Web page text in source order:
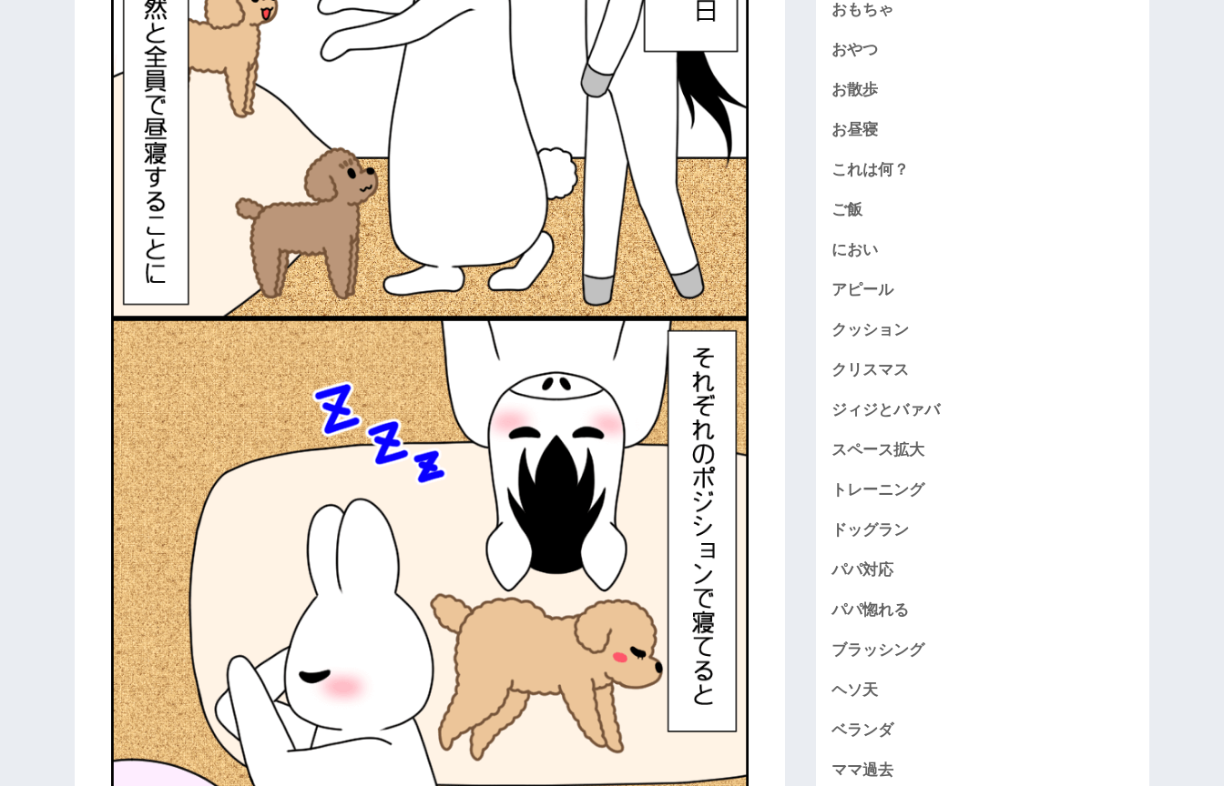
おもちゃ
おやつ
お散歩
お昼寝
これは何？
ご飯
におい
アピール
クッション
クリスマス
ジィジとバァバ
スペース拡大
トレーニング
ドッグラン
パパ対応
パパ惚れる
ブラッシング
ヘソ天
ベランダ
ママ過去